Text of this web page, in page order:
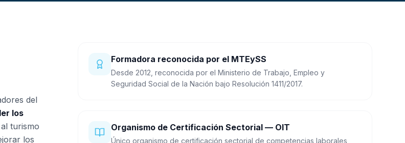
del
los
turismo
los
Formadora reconocida por el MTEySS
Desde 2012, reconocida por el Ministerio de Trabajo, Empleo y
Seguridad Social de la Nación bajo Resolución 1411/2017.
Organismo de Certificación Sectorial — OIT
Único organismo de certificación sectorial de competencias laborales